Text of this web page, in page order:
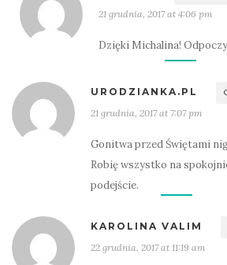
21 grudnia, 2017 at 4:06 pm
Dzięki Michalina!
URODZIANKA.PL
21 grudnia, 2017 at 7:07 pm
Gonitwa przed Świętami
Robię wszystko na
podejście.
KAROLINA VALIM
22 grudnia, 2017 at 11:19 am